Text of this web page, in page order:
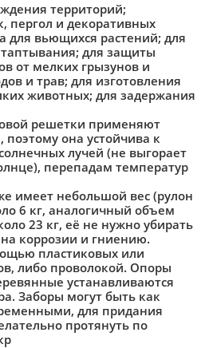
территорий;
пергол и декоративных
для вьющихся растений; для
для защиты
от мелких грызунов и
и трав; для изготовления
животных; для задержания
решетки применяют
она устойчива к
лучей (не выгорает
перепадам температур
имеет небольшой вес (рулон
6 кг, аналогичный объем
23 кг, её не нужно убирать
коррозии и гниению.
пластиковых или
либо проволокой. Опоры
устанавливаются
Заборы могут быть как
для придания
протянуть по